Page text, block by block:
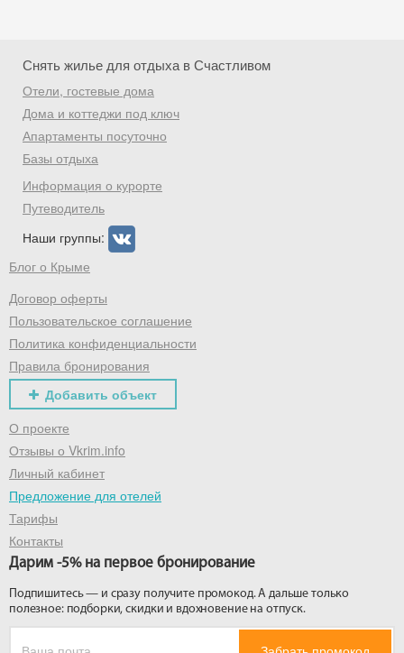
Снять жилье для отдыха в Счастливом
Отели, гостевые дома
Дома и коттеджи под ключ
Апартаменты посуточно
Базы отдыха
Информация о курорте
Путеводитель
Наши группы:
Блог о Крыме
Договор оферты
Пользовательское соглашение
Политика конфиденциальности
Правила бронирования
Добавить объект
О проекте
Отзывы о Vkrim.info
Личный кабинет
Предложение для отелей
Тарифы
Контакты
Дарим -5% на первое бронирование
Подпишитесь — и сразу получите промокод. А дальше только
полезное: подборки, скидки и вдохновение на отпуск.
Хочешь дешевле? Оставь почту и получи
промокод на первое бронирование!